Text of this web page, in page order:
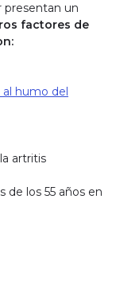
presentan un
factores de
humo del
artritis
de los 55 años en